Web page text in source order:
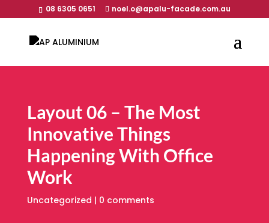
08 6305 0651 noel.o@apalu-facade.com.au
Layout 06 – The Most
Innovative Things
Happening With Office
Work
Uncategorized | 0 comments